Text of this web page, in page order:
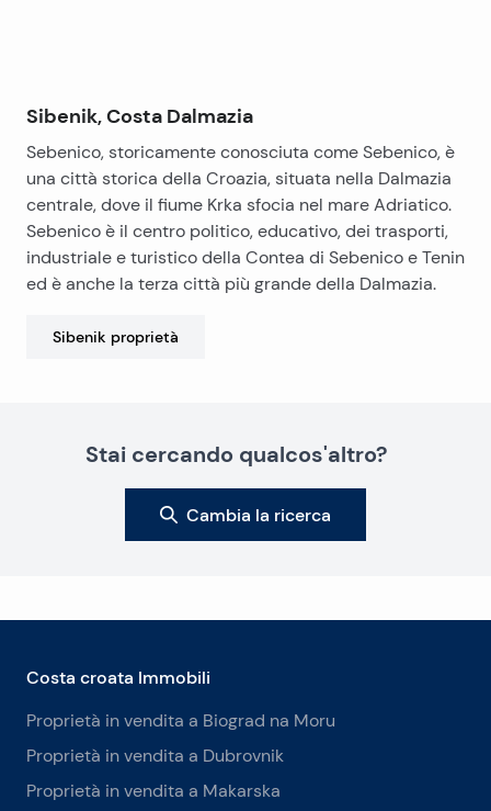
Sibenik, Costa Dalmazia
Sebenico, storicamente conosciuta come Sebenico, è
una città storica della Croazia, situata nella Dalmazia
centrale, dove il fiume Krka sfocia nel mare Adriatico.
Sebenico è il centro politico, educativo, dei trasporti,
industriale e turistico della Contea di Sebenico e Tenin
ed è anche la terza città più grande della Dalmazia.
Sibenik proprietà
Stai cercando qualcos'altro?
Cambia la ricerca
Costa croata Immobili
Proprietà in vendita a Biograd na Moru
Proprietà in vendita a Dubrovnik
Proprietà in vendita a Makarska